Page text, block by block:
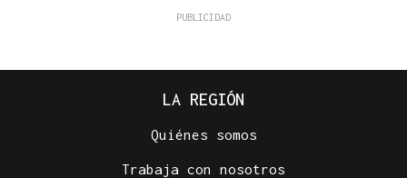
LA REGIÓN
Quiénes somos
Trabaja con nosotros